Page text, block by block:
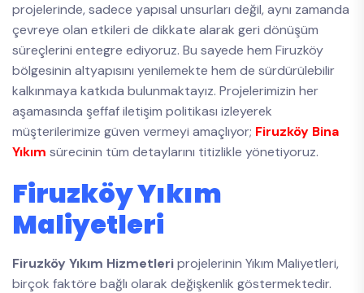
projelerinde, sadece yapısal unsurları değil, aynı zamanda
çevreye olan etkileri de dikkate alarak geri dönüşüm
süreçlerini entegre ediyoruz. Bu sayede hem Firuzköy
bölgesinin altyapısını yenilemekte hem de sürdürülebilir
kalkınmaya katkıda bulunmaktayız. Projelerimizin her
aşamasında şeffaf iletişim politikası izleyerek
müşterilerimize güven vermeyi amaçlıyor; Firuzköy Bina
Yıkım sürecinin tüm detaylarını titizlikle yönetiyoruz.
Firuzköy Yıkım
Maliyetleri
Firuzköy Yıkım Hizmetleriprojelerinin Yıkım Maliyetleri,
birçok faktöre bağlı olarak değişkenlik göstermektedir.